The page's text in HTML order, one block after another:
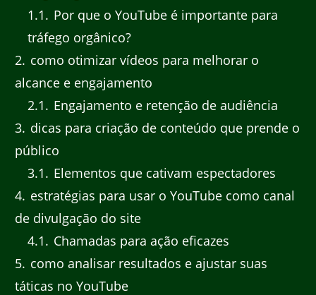
1.1
Por que o YouTube é importante para
tráfego orgânico?
2 como otimizar vídeos para melhorar o
alcance e engajamento
2.1
Engajamento e retenção de audiência
3 dicas para criação de conteúdo que prende o
público
3.1
Elementos que cativam espectadores
4 estratégias para usar o YouTube como canal
de divulgação do site
4.1
Chamadas para ação eficazes
5 como analisar resultados e ajustar suas
táticas no YouTube